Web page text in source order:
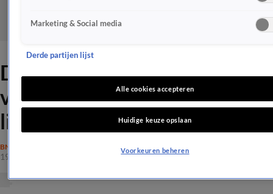
Denise van der Laan klaar
voor leven in Spanje na
liefdesbreuk
BN'ERS
19 apr 2026, 16:23
Marketing & Social media
Derde partijen lijst
Alle cookies accepteren
Huidige keuze opslaan
Voorkeuren beheren